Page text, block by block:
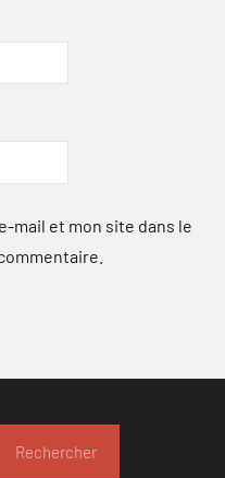
mail et mon site dans le
Rechercher